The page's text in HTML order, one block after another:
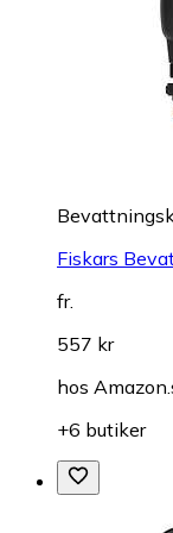
Fiskars
fr.
557 kr
hos
+6 butiker